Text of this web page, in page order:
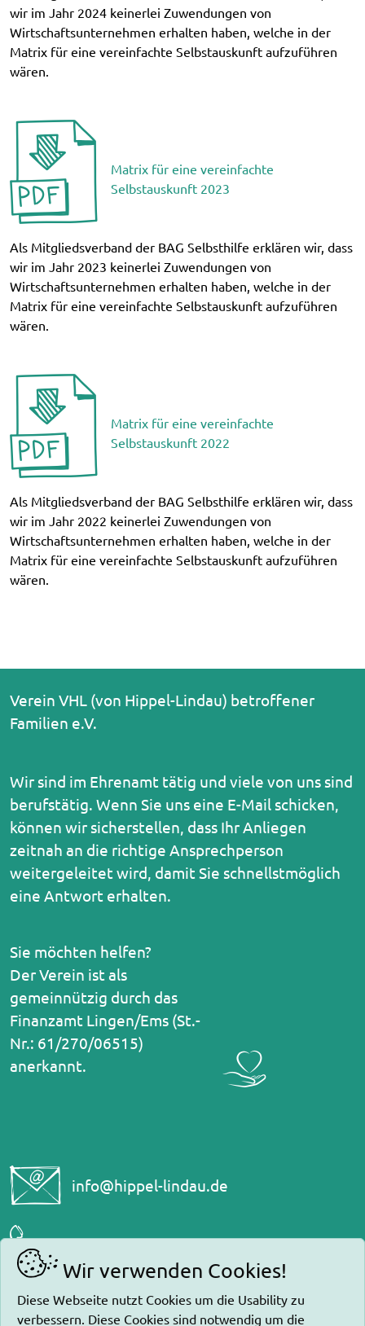
wir im Jahr 2024 keinerlei Zuwendungen von
Wirtschaftsunternehmen erhalten haben, welche in der
Matrix für eine vereinfachte Selbstauskunft aufzuführen
wären.
Matrix für eine vereinfachte
Selbstauskunft 2023
Als Mitgliedsverband der BAG Selbsthilfe erklären wir, dass
wir im Jahr 2023 keinerlei Zuwendungen von
Wirtschaftsunternehmen erhalten haben, welche in der
Matrix für eine vereinfachte Selbstauskunft aufzuführen
wären.
Matrix für eine vereinfachte
Selbstauskunft 2022
Als Mitgliedsverband der BAG Selbsthilfe erklären wir, dass
wir im Jahr 2022 keinerlei Zuwendungen von
Wirtschaftsunternehmen erhalten haben, welche in der
Matrix für eine vereinfachte Selbstauskunft aufzuführen
wären.
Verein VHL (von Hippel-Lindau) betroffener
Familien e.V.
Wir sind im Ehrenamt tätig und viele von uns sind
berufstätig. Wenn Sie uns eine E-Mail schicken,
können wir sicherstellen, dass Ihr Anliegen
zeitnah an die richtige Ansprechperson
weitergeleitet wird, damit Sie schnellstmöglich
eine Antwort erhalten.
Sie möchten helfen?
Der Verein ist als
gemeinnützig durch das
Finanzamt Lingen/Ems (St.-
Nr.: 61/270/06515)
anerkannt.
ed.uadnil-leppih@ofni
0800-2281200
Wir verwenden Cookies!
Diese Webseite nutzt Cookies um die Usability zu
verbessern. Diese Cookies sind notwendig um die